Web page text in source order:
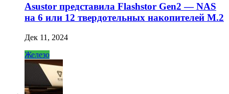
Asustor представила Flashstor Gen2 — NAS
на 6 или 12 твердотельных накопителей M.2
Дек 11, 2024
Железо